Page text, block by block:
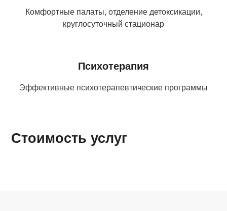
Комфортные палаты, отделение детоксикации,
круглосуточный стационар
Психотерапия
Эффективные психотерапевтические программы
Стоимость услуг